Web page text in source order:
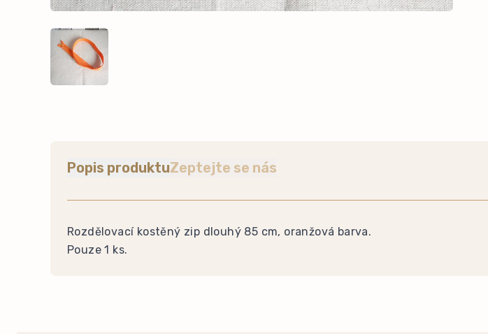
Popis produktuZeptejte se nás
Rozdělovací kostěný zip dlouhý 85 cm, oranžová barva.
Pouze 1 ks.